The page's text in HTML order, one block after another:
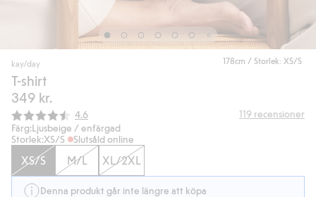
178cm / Storlek: XS/S
kay/day
T-shirt
349 kr.
Snittbetyg:
4.6 119 recensioner
Färg:Ljusbeige / enfärgad
Storlek:XS/S Slutsåld online
XS/S M/L XL/2XL
Denna produkt går inte längre att köpa